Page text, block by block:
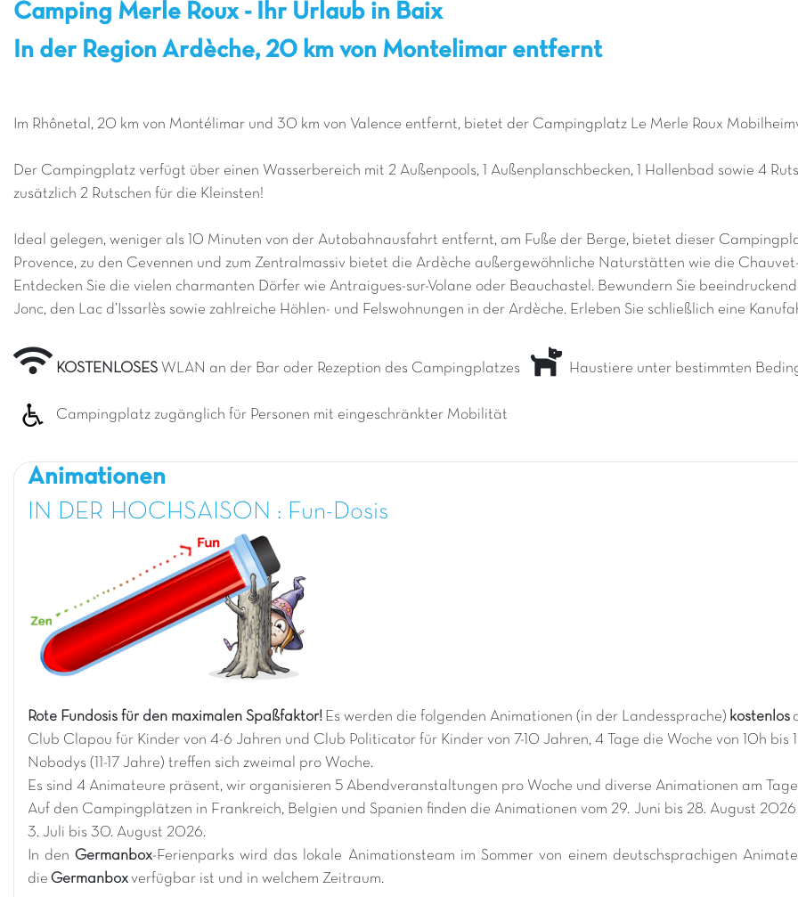
Camping Merle Roux - Ihr Urlaub in Baix
In der Region Ardèche, 20 km von Montelimar entfernt
Im Rhônetal, 20 km von Montélimar und 30 km von Valence entfernt, bietet der Campingplatz Le Merle Roux
Der Campingplatz verfügt über einen Wasserbereich mit 2 Außenpools, 1 Außenplanschbecken, 1 Hallenbad sowie 4
zusätzlich 2 Rutschen für die Kleinsten!
Ideal gelegen, weniger als 10 Minuten von der Autobahnausfahrt entfernt, am Fuße der Berge, bietet dieser
Provence, zu den Cevennen und zum Zentralmassiv bietet die Ardèche außergewöhnliche Naturstätten wie die
Entdecken Sie die vielen charmanten Dörfer wie Antraigues-sur-Volane oder Beauchastel. Bewundern Sie
Jonc, den Lac d’Issarlès sowie zahlreiche Höhlen- und Felswohnungen in der Ardèche. Erleben Sie schließlich eine
KOSTENLOSES WLAN an der Bar oder Rezeption des Campingplatzes Haustiere unter bestimmten
Campingplatz zugänglich für Personen mit eingeschränkter Mobilität
Animationen
IN DER HOCHSAISON : Fun-Dosis
Rote Fundosis für den maximalen Spaßfaktor! Es werden die folgenden Animationen (in der Landessprache) kostenlos
Club Clapou für Kinder von 4-6 Jahren und Club Politicator für Kinder von 7-10 Jahren, 4 Tage die Woche von 10h bis
Nobodys (11-17 Jahre) treffen sich zweimal pro Woche.
Es sind 4 Animateure präsent, wir organisieren 5 Abendveranstaltungen pro Woche und diverse Animationen am
Auf den Campingplätzen in Frankreich, Belgien und Spanien finden die Animationen vom 29. Juni bis 28. August
3. Juli bis 30. August 2026.
In den Germanbox-Ferienparks wird das lokale Animationsteam im Sommer von einem deutschsprachigen
die Germanboxverfügbar ist und in welchem Zeitraum.